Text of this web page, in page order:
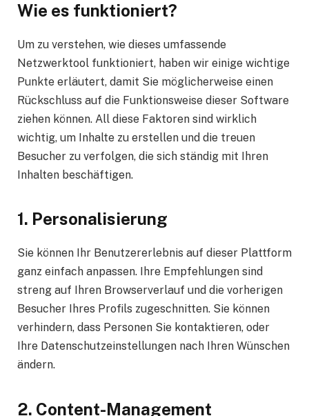
Wie es funktioniert?
Um zu verstehen, wie dieses umfassende
Netzwerktool funktioniert, haben wir einige wichtige
Punkte erläutert, damit Sie möglicherweise einen
Rückschluss auf die Funktionsweise dieser Software
ziehen können. All diese Faktoren sind wirklich
wichtig, um Inhalte zu erstellen und die treuen
Besucher zu verfolgen, die sich ständig mit Ihren
Inhalten beschäftigen.
1. Personalisierung
Sie können Ihr Benutzererlebnis auf dieser Plattform
ganz einfach anpassen. Ihre Empfehlungen sind
streng auf Ihren Browserverlauf und die vorherigen
Besucher Ihres Profils zugeschnitten. Sie können
verhindern, dass Personen Sie kontaktieren, oder
Ihre Datenschutzeinstellungen nach Ihren Wünschen
ändern.
2. Content-Management